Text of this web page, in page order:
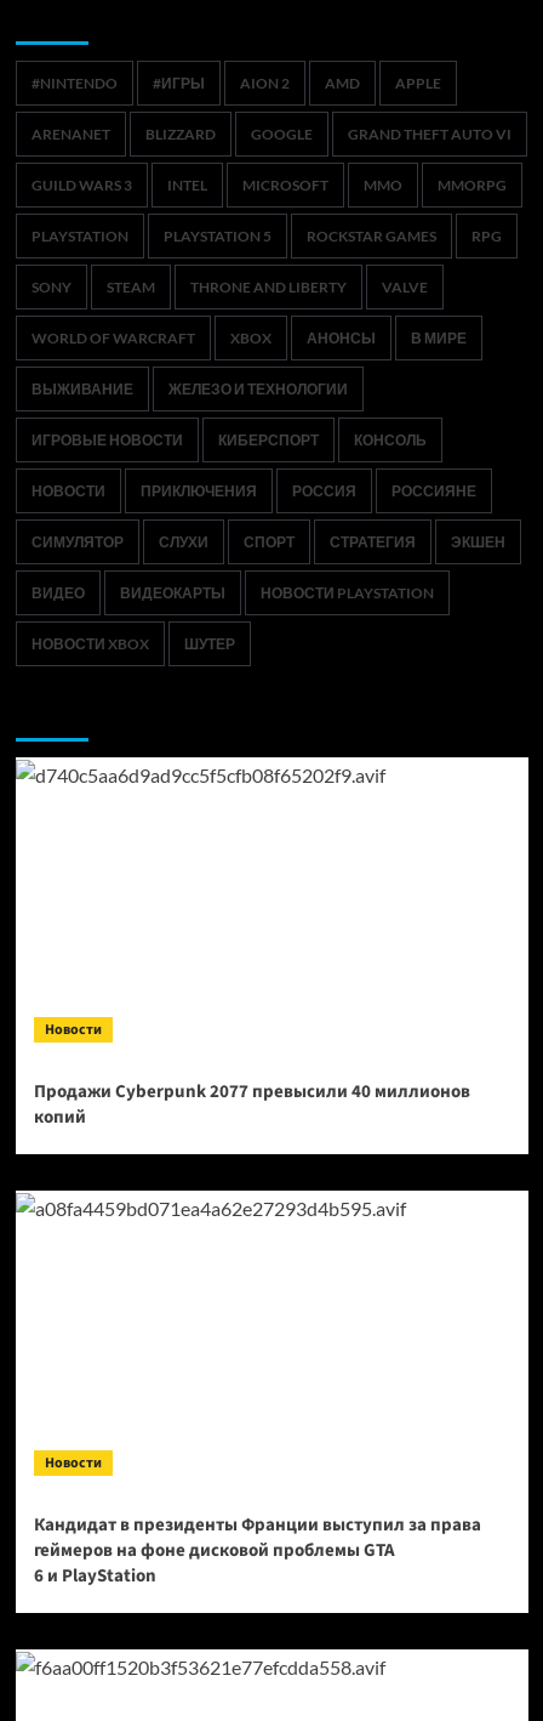
#NINTENDO #ИГРЫ AION 2 AMD APPLE
ARENANET BLIZZARD GOOGLE GRAND THEFT AUTO VI
GUILD WARS 3 INTEL MICROSOFT MMO MMORPG
PLAYSTATION PLAYSTATION 5 ROCKSTAR GAMES RPG
SONY STEAM THRONE AND LIBERTY VALVE
WORLD OF WARCRAFT XBOX АНОНСЫ В МИРЕ
ВЫЖИВАНИЕ ЖЕЛЕЗО И ТЕХНОЛОГИИ
ИГРОВЫЕ НОВОСТИ КИБЕРСПОРТ КОНСОЛЬ
НОВОСТИ ПРИКЛЮЧЕНИЯ РОССИЯ РОССИЯНЕ
СИМУЛЯТОР СЛУХИ СПОРТ СТРАТЕГИЯ ЭКШЕН
ВИДЕО ВИДЕОКАРТЫ НОВОСТИ PLAYSTATION
НОВОСТИ XBOX ШУТЕР
Новости
Продажи Cyberpunk 2077 превысили 40 миллионов
копий
Новости
Кандидат в президенты Франции выступил за права
геймеров на фоне дисковой проблемы GTA
6 и PlayStation